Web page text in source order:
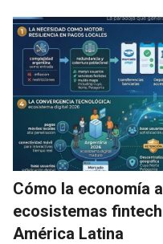
Cómo la economía
ecosistemas
América Latina